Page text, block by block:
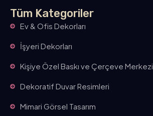
Tüm Kategoriler
Ev & Ofis Dekorları
İşyeri Dekorları
Kişiye Özel Baskı ve Çerçeve Merkezi
Dekoratif Duvar Resimleri
Mimari Görsel Tasarım